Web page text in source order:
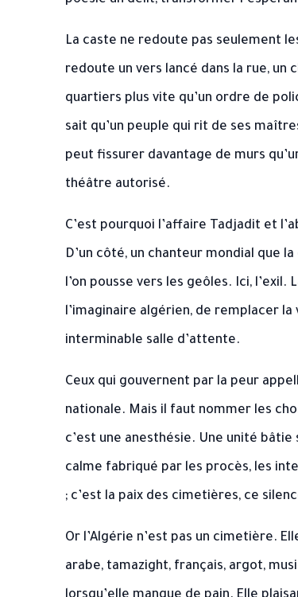
La caste ne redoute pas seulement
redoute un vers lancé dans la rue, un
quartiers plus vite qu’un ordre de
sait qu’un peuple qui rit de ses
peut fissurer davantage de murs
théâtre autorisé.
C’est pourquoi l’affaire Tadjadit et
D’un côté, un chanteur mondial que
l’on pousse vers les geôles. Ici,
l’imaginaire algérien, de remplacer la
interminable salle d’attente.
Ceux qui gouvernent par la peur
nationale. Mais il faut nommer les
c’est une anesthésie. Une unité bâtie
calme fabriqué par les procès, les
; c’est la paix des cimetières, ce
Or l’Algérie n’est pas un cimetière.
arabe, tamazight, français, argot,